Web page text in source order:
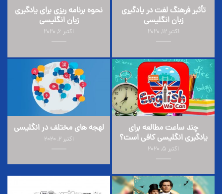
تأثیر فرهنگ لغت در یادگیری
زبان انگلیسی
اکتبر 12, 2020
نحوه برنامه ریزی برای یادگیری
زبان انگلیسی
اکتبر 6, 2020
چند ساعت مطالعه برای
یادگیری انگلیسی کافی است؟
اکتبر 5, 2020
لهجه های مختلف در انگلیسی
اکتبر 2, 2020